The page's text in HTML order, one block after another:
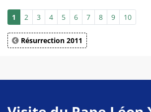
1 2 3 4 5 6 7 8 9 10
Résurrection 2011